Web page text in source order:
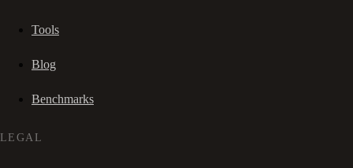
Tools
Blog
Benchmarks
LEGAL